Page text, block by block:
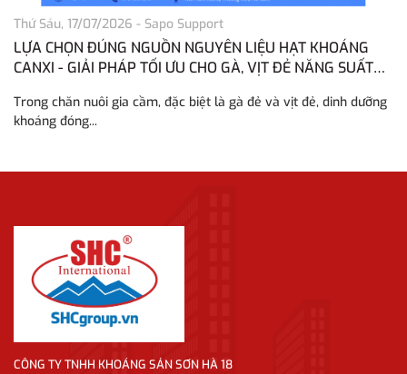
Thứ Sáu, 17/07/2026 - Sapo Support
LỰA CHỌN ĐÚNG NGUỒN NGUYÊN LIỆU HẠT KHOÁNG
CANXI - GIẢI PHÁP TỐI ƯU CHO GÀ, VỊT ĐẺ NĂNG SUẤT
Trong chăn nuôi gia cầm, đặc biệt là gà đẻ và vịt đẻ, dinh dưỡng
khoáng đóng...
CÔNG TY TNHH KHOÁNG SẢN SƠN HÀ 18